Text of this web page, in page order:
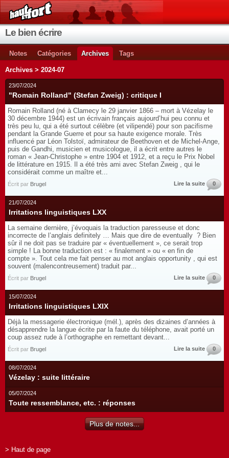
Le bien écrire
Notes Catégories Archives Tags
Archives > 2024-07
23/07/2024
"Romain Rolland" (Stefan Zweig) : critique I
Romain Rolland (né à Clamecy le 29 janvier 1866 – mort à Vézelay le
30 décembre 1944) est un écrivain français aujourd’hui peu connu et
très peu lu, qui a été surtout célèbre (et vilipendé) pour son pacifisme
pendant la Grande Guerre et pour sa haute exigence morale. Très
influencé par Léon Tolstoï, admirateur de Beethoven et de Michel-Ange,
puis de Gandhi, musicien et musicologue, il a écrit entre autres le
roman « Jean-Christophe » entre 1904 et 1912, et a reçu le Prix Nobel
de littérature en 1915. Il a été très ami avec Stefan Zweig , qui le
considérait comme un maître et...
Écrit par Brugel Lire la suite 0
21/07/2024
Irritations linguistiques LXX
La semaine dernière, j’évoquais la traduction paresseuse et donc
incorrecte de l’anglais definitely … Mais que dire de eventually ? Bien
sûr il ne doit pas se traduire par « éventuellement », ce serait trop
simple ! La bonne traduction est : « finalement » ou « en fin de
compte ». Tout cela me fait penser au mot anglais opportunity , qui est
souvent (malencontreusement) traduit par...
Écrit par Brugel Lire la suite 0
15/07/2024
Irritations linguistiques LXIX
Déjà la messagerie électronique (mél.), après des dizaines d’années à
désapprendre la langue écrite par la faute du téléphone, avait porté un
coup assez rude à l’orthographe en remettant devant...
Écrit par Brugel Lire la suite 0
08/07/2024
Vézelay : suite littéraire
05/07/2024
Toute ressemblance, etc. : réponses
Plus de notes...
> Haut de page